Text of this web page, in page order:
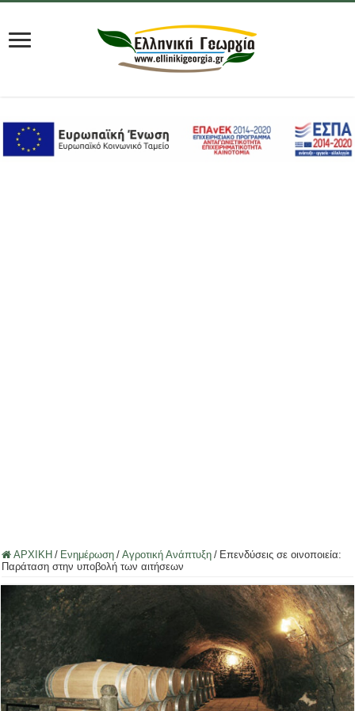
ΑΡΧΙΚΗ / Ενημέρωση / Αγροτική Ανάπτυξη / Επενδύσεις σε οινοποιεία:
Παράταση στην υποβολή των αιτήσεων